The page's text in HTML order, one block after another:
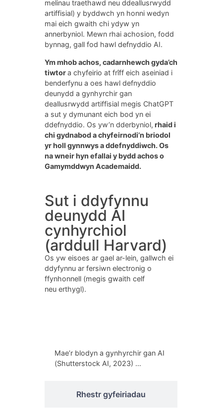
melinau traethawd neu ddeallusrwydd
artiffisial) y byddwch yn honni wedyn
mai eich gwaith chi ydyw yn
annerbyniol. Mewn rhai achosion, fodd
bynnag, gall fod hawl defnyddio AI.
Ym mhob achos, cadarnhewch gyda’ch
tiwtora chyfeirio at frîff eich aseiniad i
benderfynu a oes hawl defnyddio
deunydd a gynhyrchir gan
deallusrwydd artiffisial megis ChatGPT
a sut y dymunant eich bod yn ei
ddefnyddio. Os yw’n dderbyniol, rhaid i
chi gydnabod a chyfeirnodi’n briodol
yr holl gynnwys a ddefnyddiwch. Os
na wneir hyn efallai y bydd achos o
Gamymddwyn Academaidd.
Sut i ddyfynnu
deunydd AI
cynhyrchiol
(arddull Harvard)
Os yw eisoes ar gael ar-lein, gallwch ei
ddyfynnu ar fersiwn electronig o
ffynhonnell (megis gwaith celf
neu erthygl).
Rhestr gyfeiriadau
Mae’r blodyn a gynhyrchir gan AI
(Shutterstock AI, 2023) …